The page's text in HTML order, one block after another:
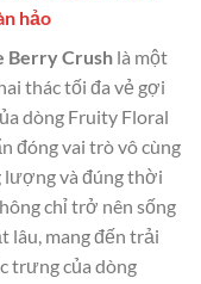
hảo
Berry Crushlà một
thác tối đa vẻ gợi
dòng Fruity Floral
đóng vai trò vô cùng
lượng và đúng thời
chỉ trở nên sống
lâu, mang đến trải
trưng của dòng